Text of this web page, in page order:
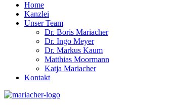
Home
Kanzlei
Unser Team
Dr. Boris Mariacher
Dr. Ingo Meyer
Dr. Markus Kaum
Matthias Moormann
Katja Mariacher
Kontakt